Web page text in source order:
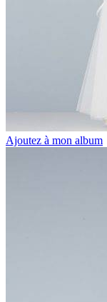
Ajoutez à mon album